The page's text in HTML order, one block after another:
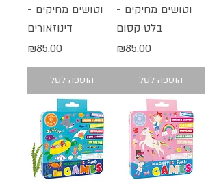
וטושים מחיקים -
בלט קסום
מחיר
₪85.00
הוספה לסל
וטושים מחיקים -
דינוזאורים
מחיר
₪85.00
הוספה לסל